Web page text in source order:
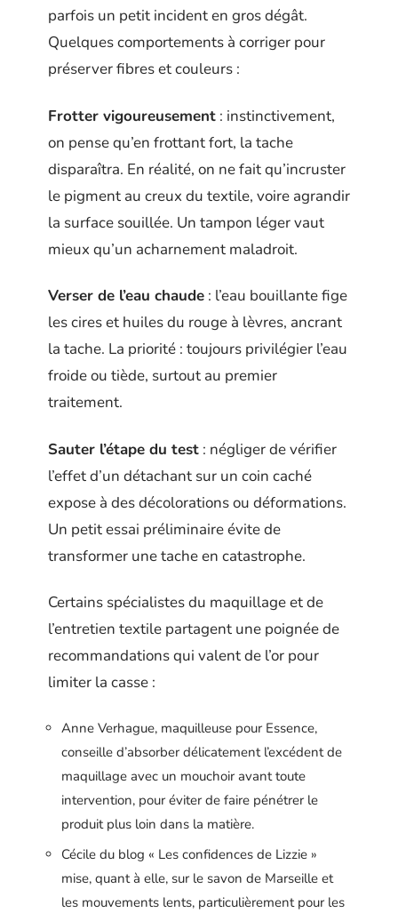
parfois un petit incident en gros dégât.
Quelques comportements à corriger pour
préserver fibres et couleurs :
Frotter vigoureusement : instinctivement,
on pense qu’en frottant fort, la tache
disparaîtra. En réalité, on ne fait qu’incruster
le pigment au creux du textile, voire agrandir
la surface souillée. Un tampon léger vaut
mieux qu’un acharnement maladroit.
Verser de l’eau chaude : l’eau bouillante fige
les cires et huiles du rouge à lèvres, ancrant
la tache. La priorité : toujours privilégier l’eau
froide ou tiède, surtout au premier
traitement.
Sauter l’étape du test : négliger de vérifier
l’effet d’un détachant sur un coin caché
expose à des décolorations ou déformations.
Un petit essai préliminaire évite de
transformer une tache en catastrophe.
Certains spécialistes du maquillage et de
l’entretien textile partagent une poignée de
recommandations qui valent de l’or pour
limiter la casse :
Anne Verhague, maquilleuse pour Essence,
conseille d’absorber délicatement l’excédent de
maquillage avec un mouchoir avant toute
intervention, pour éviter de faire pénétrer le
produit plus loin dans la matière.
Cécile du blog « Les confidences de Lizzie »
mise, quant à elle, sur le savon de Marseille et
les mouvements lents, particulièrement pour les